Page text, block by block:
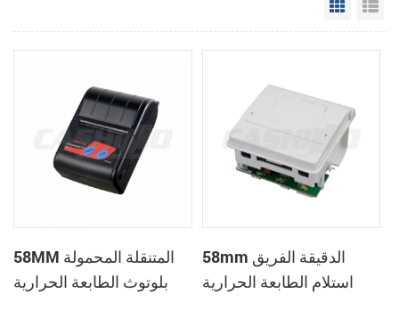
Grid
58MM المتنقلة المحمولة
بلوتوث الطابعة الحرارية
58mm الدقيقة الفريق
استلام الطابعة الحرارية